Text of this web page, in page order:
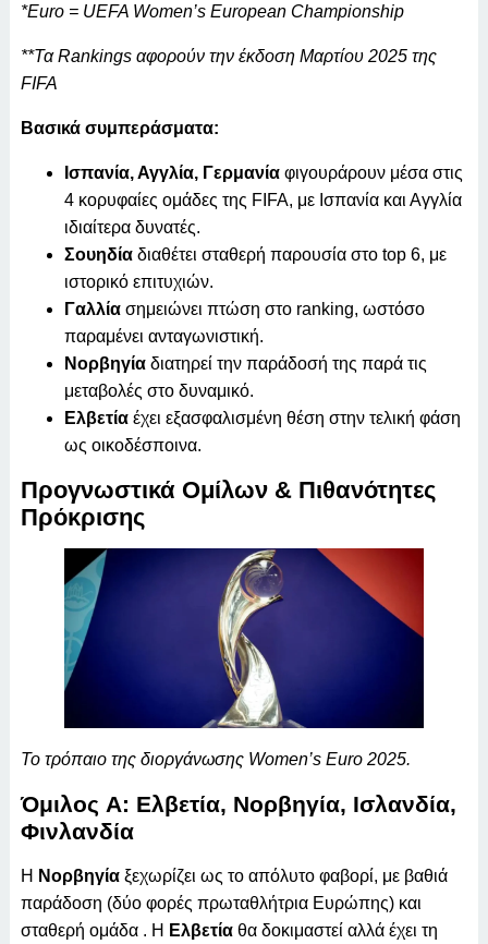
*Euro = UEFA Women’s European Championship
**Τα Rankings αφορούν την έκδοση Μαρτίου 2025 της
FIFA
Βασικά συμπεράσματα:
Ισπανία, Αγγλία, Γερμανίαφιγουράρουν μέσα στις
4 κορυφαίες ομάδες της FIFA, με Ισπανία και Αγγλία
ιδιαίτερα δυνατές.
Σουηδία διαθέτει σταθερή παρουσία στο top 6, με
ιστορικό επιτυχιών.
Γαλλία σημειώνει πτώση στο ranking, ωστόσο
παραμένει ανταγωνιστική.
Νορβηγία διατηρεί την παράδοσή της παρά τις
μεταβολές στο δυναμικό.
Ελβετία έχει εξασφαλισμένη θέση στην τελική φάση
ως οικοδέσποινα.
Προγνωστικά Ομίλων & Πιθανότητες
Πρόκρισης
Το τρόπαιο της διοργάνωσης Women’s Euro 2025.
Όμιλος A: Ελβετία, Νορβηγία, Ισλανδία,
Φινλανδία
Η Νορβηγία ξεχωρίζει ως το απόλυτο φαβορί, με βαθιά
παράδοση (δύο φορές πρωταθλήτρια Ευρώπης) και
σταθερή ομάδα . Η Ελβετία θα δοκιμαστεί αλλά έχει τη